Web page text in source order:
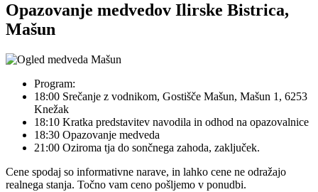
Opazovanje medvedov Ilirske Bistrica,
Mašun
Program:
18:00 Srečanje z vodnikom, Gostišče Mašun, Mašun 1, 6253
Knežak
18:10 Kratka predstavitev navodila in odhod na opazovalnice
18:30 Opazovanje medveda
21:00 Oziroma tja do sončnega zahoda, zaključek.
Cene spodaj so informativne narave, in lahko cene ne odražajo
realnega stanja. Točno vam ceno pošljemo v ponudbi.